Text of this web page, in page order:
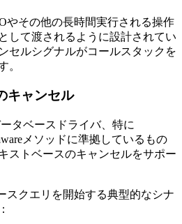
やその他の長時間実行される操作
して渡されるように設計されてい
セルシグナルがコールスタックを
。
キャンセル
タベースドライバ、特に
メソッドに準拠しているもの
ストベースのキャンセルをサポー
スクエリを開始する典型的なシナ